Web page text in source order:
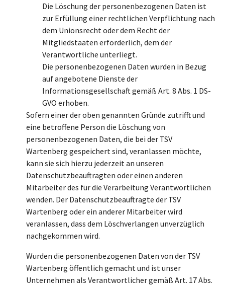
Die Löschung der personenbezogenen Daten ist
zur Erfüllung einer rechtlichen Verpflichtung nach
dem Unionsrecht oder dem Recht der
Mitgliedstaaten erforderlich, dem der
Verantwortliche unterliegt.
Die personenbezogenen Daten wurden in Bezug
auf angebotene Dienste der
Informationsgesellschaft gemäß Art. 8 Abs. 1 DS-
GVO erhoben.
Sofern einer der oben genannten Gründe zutrifft und
eine betroffene Person die Löschung von
personenbezogenen Daten, die bei der TSV
Wartenberg gespeichert sind, veranlassen möchte,
kann sie sich hierzu jederzeit an unseren
Datenschutzbeauftragten oder einen anderen
Mitarbeiter des für die Verarbeitung Verantwortlichen
wenden. Der Datenschutzbeauftragte der TSV
Wartenberg oder ein anderer Mitarbeiter wird
veranlassen, dass dem Löschverlangen unverzüglich
nachgekommen wird.
Wurden die personenbezogenen Daten von der TSV
Wartenberg öffentlich gemacht und ist unser
Unternehmen als Verantwortlicher gemäß Art. 17 Abs.